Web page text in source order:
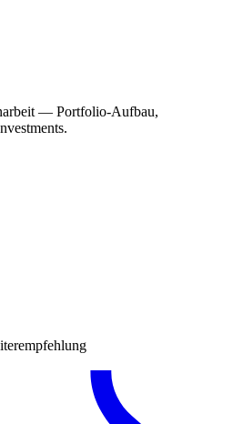
— Portfolio-Aufbau,